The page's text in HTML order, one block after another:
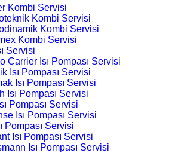
Kombi Servisi
Kombi Servisi
Kombi Servisi
Kombi Servisi
Servisi
Carrier Isı Pompası Servisi
Isı Pompası Servisi
Isı Pompası Servisi
Isı Pompası Servisi
Pompası Servisi
Isı Pompası Servisi
Pompası Servisi
Isı Pompası Servisi
Isı Pompası Servisi